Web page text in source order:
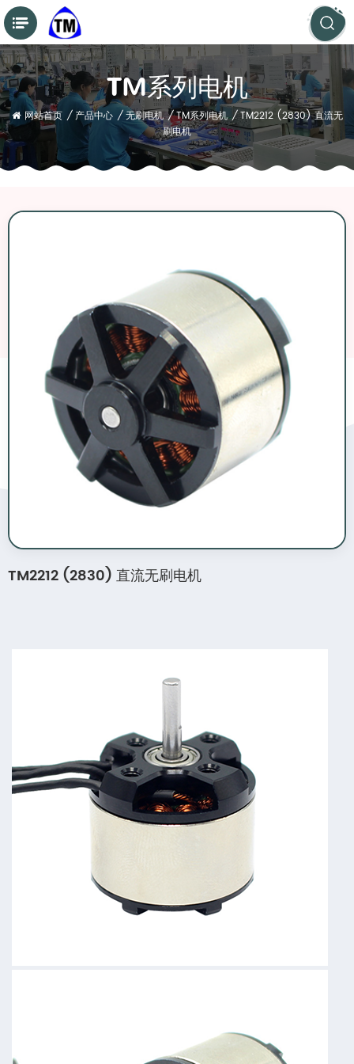
TM系列电机
网站首页 / 产品中心 / 无刷电机 / TM系列电机 / TM2212 (2830) 直流无
刷电机
TM2212 (2830) 直流无刷电机